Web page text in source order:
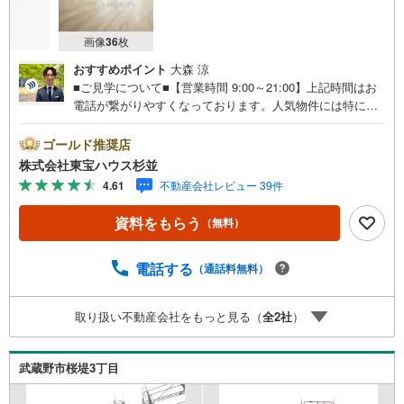
画像36枚
おすすめポイント 大森 涼
■ご見学について■【営業時間 9:00～21:00】上記時間はお
電話が繋がりやすくなっております。人気物件には特に問
「室内・現地を見学する」ボタンよりご予約いただくとご
見学がスムーズです。■ご予約に際して■日時のご希望をお
伝えくださいませ。（もちろん当日でも対応可能です。）
事前に鍵等の手配や内覧（居住中物件）の手配が必要な場
合がございますのでご容赦ください。■ミラカレCLUB■弊
社で売買されたお客様は、ミラカレCLUBに加入可能です。
オンラインでやりとりができます。■FPによるファイナン
プランナーが住宅ローン、保険・税金、資産運用、相続な
どの対策をアドバイス可能です。契約前、契約後、お好き
なタイミングがご利用可能です。■税理士による無料確定申
告セミナー■住まいをご購入になったお客様に対して、住宅
ローン控除の申告方法をご案内する無料セミナーを開催し
ゴールド推奨店
株式会社東宝ハウス杉並
4.61 不動産会社レビュー 39件
資料をもらう （無料）
電話する （通話料無料）
取り扱い不動産会社をもっと見る（全2社）
武蔵野市桜堤3丁目